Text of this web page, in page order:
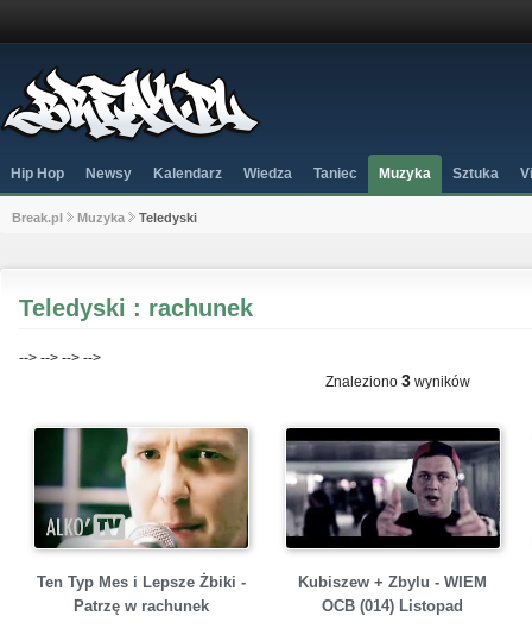
Hip Hop Newsy Kalendarz Wiedza Taniec Muzyka Sztuka
Break.pl Muzyka Teledyski
Teledyski : rachunek
--> --> --> -->
Znaleziono 3 wyników
Ten Typ Mes i Lepsze Żbiki -
Patrzę w rachunek
Kubiszew + Zbylu - WIEM
OCB (014) Listopad